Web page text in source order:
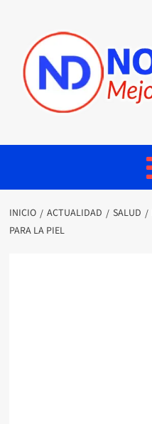
INICIO ACTUALIDAD SALUD
PARA LA PIEL